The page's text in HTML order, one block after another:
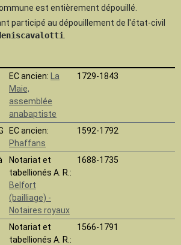
est entièrement dépouillé.
participé au dépouillement de l'état-civil
EC ancien: La
Maie,
assemblée
anabaptiste
1729-1843
EC ancien:
Phaffans
1592-1792
Notariat et
tabellionés A. R.:
Belfort
(bailliage) -
Notaires royaux
1688-1735
Notariat et
tabellionés A. R.:
1566-1791